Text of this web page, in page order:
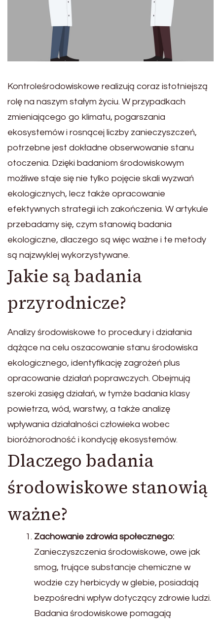
Kontroleśrodowiskowe realizują coraz istotniejszą
rolę na naszym stałym życiu. W przypadkach
zmieniającego go klimatu, pogarszania
ekosystemów i rosnącej liczby zanieczyszczeń,
potrzebne jest dokładne obserwowanie stanu
otoczenia. Dzięki badaniom środowiskowym
możliwe staje się nie tylko pojęcie skali wyzwań
ekologicznych, lecz także opracowanie
efektywnych strategii ich zakończenia. W artykule
przebadamy się, czym stanowią badania
ekologiczne, dlaczego są więc ważne i te metody
są najzwyklej wykorzystywane.
Jakie są badania
przyrodnicze?
Analizy środowiskowe to procedury i działania
dążące na celu oszacowanie stanu środowiska
ekologicznego, identyfikację zagrożeń plus
opracowanie działań poprawczych. Obejmują
szeroki zasięg działań, w tymże badania klasy
powietrza, wód, warstwy, a także analizę
wpływania działalności człowieka wobec
bioróżnorodność i kondycję ekosystemów.
Dlaczego badania
środowiskowe stanowią
ważne?
Zachowanie zdrowia społecznego:
Zanieczyszczenia środowiskowe, owe jak
smog, trujące substancje chemiczne w
wodzie czy herbicydy w glebie, posiadają
bezpośredni wpływ dotyczący zdrowie ludzi.
Badania środowiskowe pomagają